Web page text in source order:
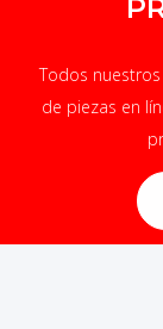
Todos
de piezas en